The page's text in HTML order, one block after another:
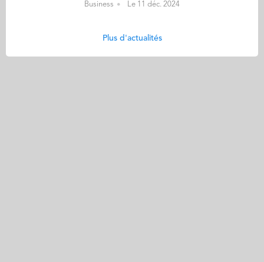
Business Le 11 déc. 2024
Plus d'actualités